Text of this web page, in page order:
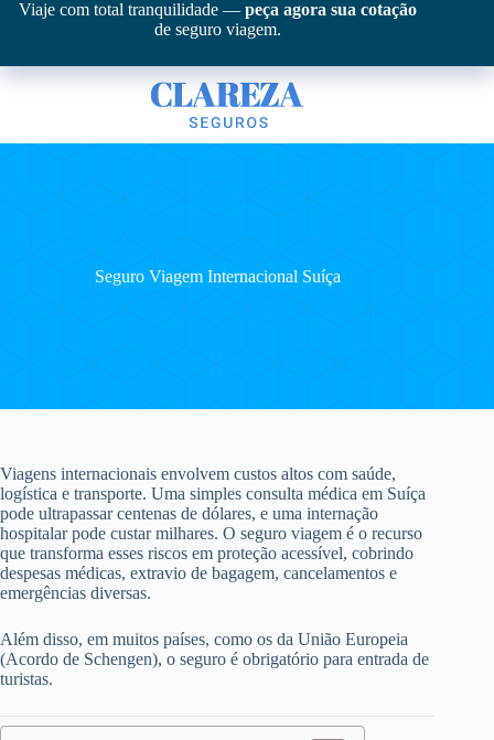
Pular
conteúdo
Viaje com total tranquilidade — peça agora sua cotação
de seguro viagem.
Seguro Viagem Internacional Suíça
Viagens internacionais envolvem custos altos com saúde,
logística e transporte. Uma simples consulta médica em Suíça
pode ultrapassar centenas de dólares, e uma internação
hospitalar pode custar milhares. O seguro viagem é o recurso
que transforma esses riscos em proteção acessível, cobrindo
despesas médicas, extravio de bagagem, cancelamentos e
emergências diversas.
Além disso, em muitos países, como os da União Europeia
(Acordo de Schengen), o seguro é obrigatório para entrada de
turistas.